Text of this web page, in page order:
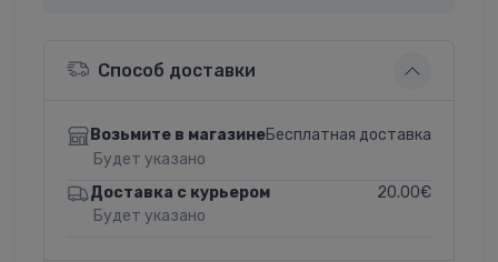
Способ доставки
Возьмите в магазине
Будет указано
Бесплатная доставка
Доставка с курьером
Будет указано
20.00€